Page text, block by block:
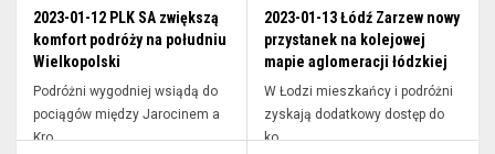
2023-01-12 PLK SA zwiększą
komfort podróży na południu
Wielkopolski
Podróżni wygodniej wsiądą do
pociągów między Jarocinem a
Kro...
2023-01-13 Łódź Zarzew nowy
przystanek na kolejowej
mapie aglomeracji łódzkiej
W Łodzi mieszkańcy i podróżni
zyskają dodatkowy dostęp do
ko...